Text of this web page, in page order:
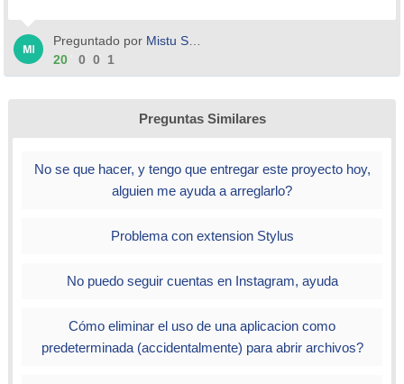
Preguntado por Mistu Sanz
20
0 0 1
Preguntas Similares
No se que hacer, y tengo que entregar este proyecto hoy,
alguien me ayuda a arreglarlo?
Problema con extension Stylus
No puedo seguir cuentas en Instagram, ayuda
Cómo eliminar el uso de una aplicacion como
predeterminada (accidentalmente) para abrir archivos?